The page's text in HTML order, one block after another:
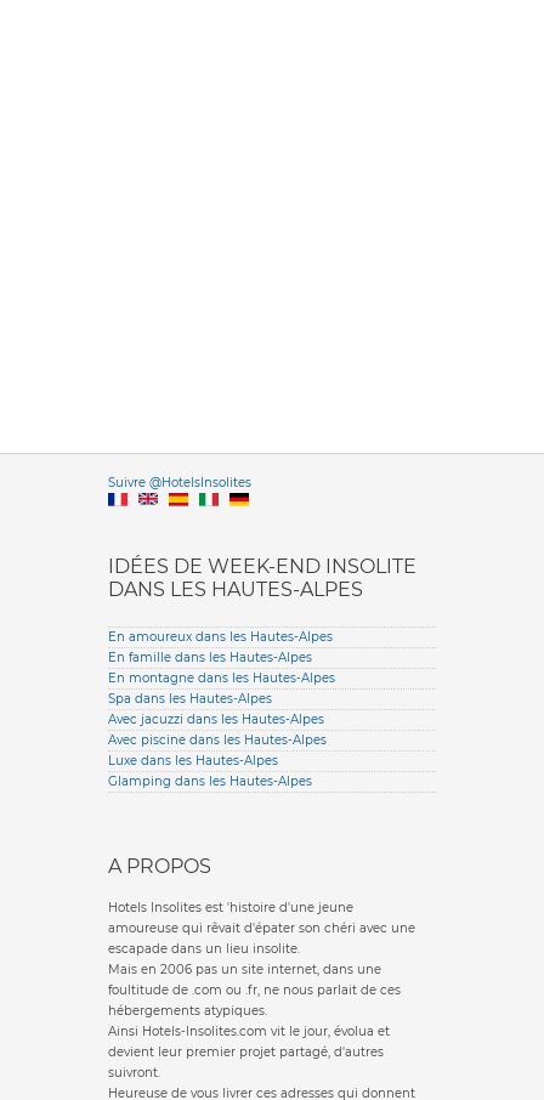
Suivre @HotelsInsolitesVersione
IDÉES DE WEEK-END INSOLITE
DANS LES HAUTES-ALPES
En amoureux dans les Hautes-Alpes
En famille dans les Hautes-Alpes
En montagne dans les Hautes-Alpes
Spa dans les Hautes-Alpes
Avec jacuzzi dans les Hautes-Alpes
Avec piscine dans les Hautes-Alpes
Luxe dans les Hautes-Alpes
Glamping dans les Hautes-Alpes
A PROPOS
Hotels Insolites est 'histoire d'une jeune
amoureuse qui rêvait d'épater son chéri avec une
escapade dans un lieu insolite.
Mais en 2006 pas un site internet, dans une
foultitude de .com ou .fr, ne nous parlait de ces
hébergements atypiques.
Ainsi Hotels-Insolites.com vit le jour, évolua et
devient leur premier projet partagé, d'autres
suivront.
Heureuse de vous livrer ces adresses qui donnent